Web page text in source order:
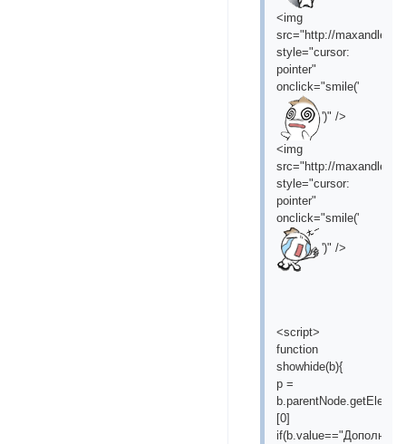
<img
src="http://
style="cursor:
pointer"
onclick="smile('
')" />
<img
src="http://
style="cursor:
pointer"
onclick="smile('
')" />
<script>
function
showhide(b){
p =
[0]